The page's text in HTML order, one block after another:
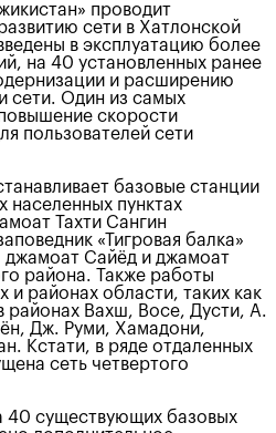
проводит
сети в Хатлонской
в эксплуатацию более
на 40 установленных ранее
и расширению
сети. Один из самых
скорости
пользователей сети
базовые станции
населенных пунктах
Тахти Сангин
«Тигровая балка»
джамоат Сайёд и джамоат
района. Также работы
и районах области, таких как
районах Вахш, Восе, Дусти, А.
Дж. Руми, Хамадони,
Кстати, в ряде отдаленных
сеть четвертого
40 существующих базовых